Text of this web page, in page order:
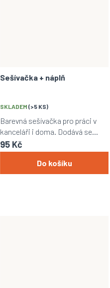
Sešívačka + náplň
SKLADEM (>5 KS)
95 Kč
Do košíku
Barevná sešívačka pro práci v
kanceláři i doma. Dodává se
včetně balení náplně.